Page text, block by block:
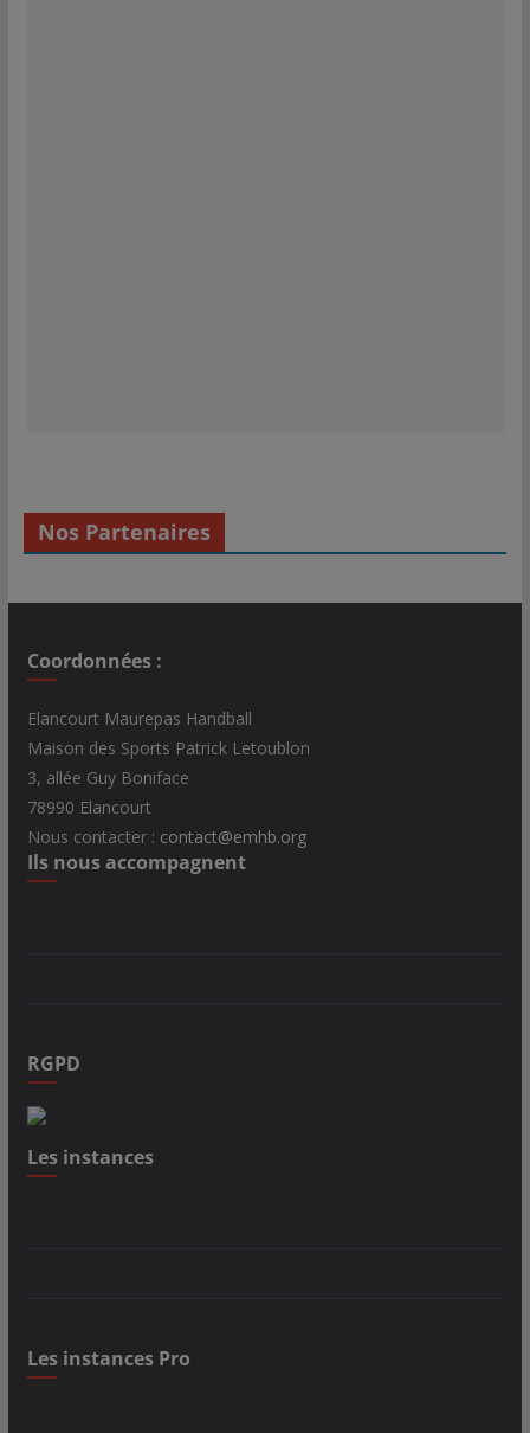
Nos Partenaires
Coordonnées :
Elancourt Maurepas Handball
Maison des Sports Patrick Letoublon
3, allée Guy Boniface
78990 Elancourt
Nous contacter : contact@emhb.org
Ils nous accompagnent
RGPD
Les instances
Les instances Pro